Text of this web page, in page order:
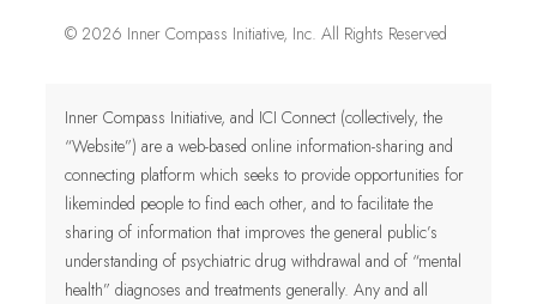
© 2026 Inner Compass Initiative, Inc. All Rights Reserved
Inner Compass Initiative, and ICI Connect (collectively, the
“Website”) are a web-based online information-sharing and
connecting platform which seeks to provide opportunities for
likeminded people to find each other, and to facilitate the
sharing of information that improves the general public’s
understanding of psychiatric drug withdrawal and of “mental
health” diagnoses and treatments generally. Any and all